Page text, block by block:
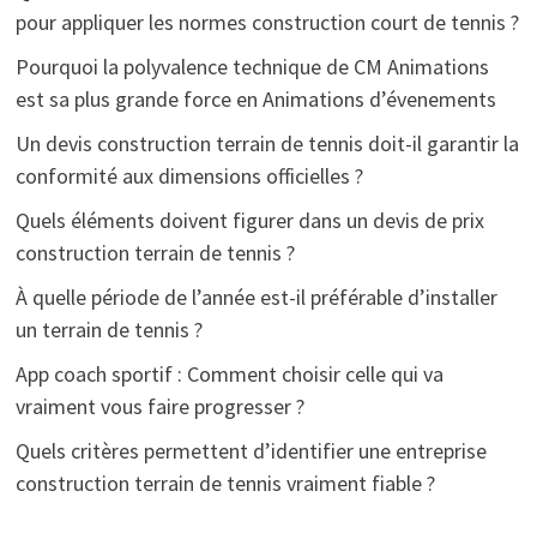
pour appliquer les normes construction court de tennis ?
Pourquoi la polyvalence technique de CM Animations
est sa plus grande force en Animations d’évenements
Un devis construction terrain de tennis doit-il garantir la
conformité aux dimensions officielles ?
Quels éléments doivent figurer dans un devis de prix
construction terrain de tennis ?
À quelle période de l’année est-il préférable d’installer
un terrain de tennis ?
App coach sportif : Comment choisir celle qui va
vraiment vous faire progresser ?
Quels critères permettent d’identifier une entreprise
construction terrain de tennis vraiment fiable ?